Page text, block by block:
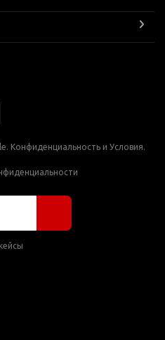
Конфиденциальность и Условия.